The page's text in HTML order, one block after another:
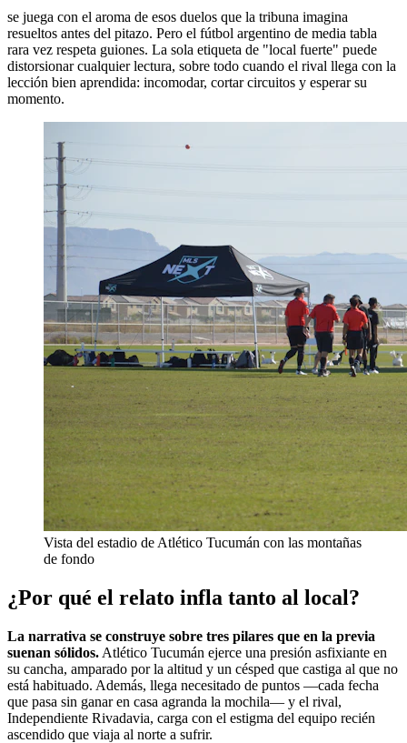
se juega con el aroma de esos duelos que la tribuna imagina
resueltos antes del pitazo. Pero el fútbol argentino de media tabla
rara vez respeta guiones. La sola etiqueta de "local fuerte" puede
distorsionar cualquier lectura, sobre todo cuando el rival llega con la
lección bien aprendida: incomodar, cortar circuitos y esperar su
momento.
Vista del estadio de Atlético Tucumán con las montañas
de fondo
¿Por qué el relato infla tanto al local?
La narrativa se construye sobre tres pilares que en la previa
suenan sólidos. Atlético Tucumán ejerce una presión asfixiante en
su cancha, amparado por la altitud y un césped que castiga al que no
está habituado. Además, llega necesitado de puntos —cada fecha
que pasa sin ganar en casa agranda la mochila— y el rival,
Independiente Rivadavia, carga con el estigma del equipo recién
ascendido que viaja al norte a sufrir.